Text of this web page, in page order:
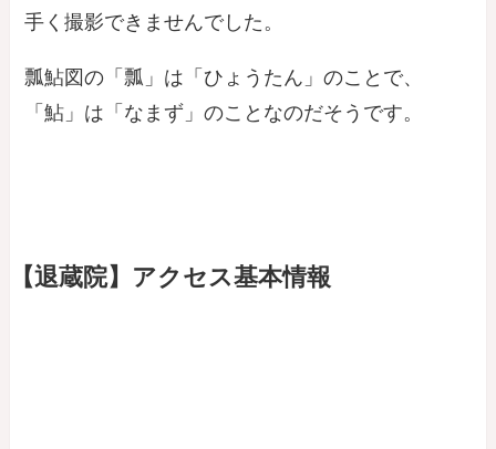
手く撮影できませんでした。
瓢鮎図の「瓢」は「ひょうたん」のことで、
「鮎」は「なまず」のことなのだそうです。
【退蔵院】アクセス基本情報